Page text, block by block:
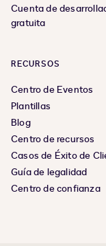
Cuenta de
gratuita
RECURSOS
Centro de Eventos
Plantillas
Blog
Centro de recursos
Casos de Éxito de
Guía de legalidad
Centro de confianza